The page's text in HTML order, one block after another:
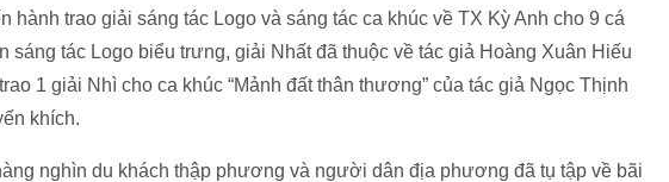
hành trao giải sáng tác Logo và sáng tác ca khúc về TX Kỳ Anh cho 9 cá
sáng tác Logo biểu trưng, giải Nhất đã thuộc về tác giả Hoàng Xuân Hiếu
1 giải Nhì cho ca khúc “Mảnh đất thân thương” của tác giả Ngọc Thịnh
khích.
nghìn du khách thập phương và người dân địa phương đã tụ tập về bãi